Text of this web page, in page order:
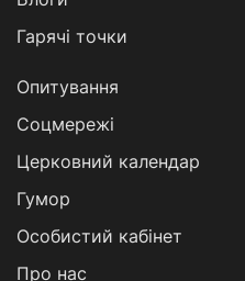
Гарячі точки
Опитування
Соцмережі
Церковний календар
Гумор
Особистий кабінет
Про нас